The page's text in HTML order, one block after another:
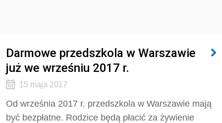
Darmowe przedszkola w Warszawie
już we wrześniu 2017 r.
15 maja 2017
Od września 2017 r. przedszkola w Warszawie mają
być bezpłatne. Rodzice będą płacić za żywienie